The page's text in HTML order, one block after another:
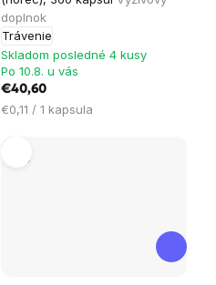
doplnok
Trávenie
Skladom posledné 4 kusy
Po 10.8. u vás
€40,60
Jednotková
€0,11 / 1 kapsula